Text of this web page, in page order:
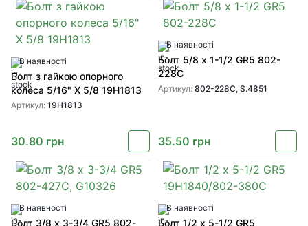
В наявності
Болт з гайкою опорного
колеса 5/16" X 5/8 19H1813
Артикул: 19H1813
30.80 грн
В наявності
Болт 5/8 x 1-1/2 GR5 802-
228C
Артикул: 802-228C, S.4851
35.50 грн
В наявності
Болт 3/8 x 3-3/4 GR5 802-
В наявності
Болт 1/2 x 5-1/2 GR5